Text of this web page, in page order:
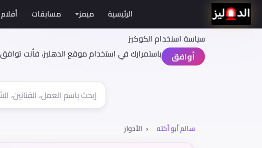
سياسة اسنخدام الكوكيز
أوافق
باستمرارك في استخدام موقع الدهليز، فأنت
الرئيسية ميمز مسابقات أفلام
سالم أبو أخته الأدوار